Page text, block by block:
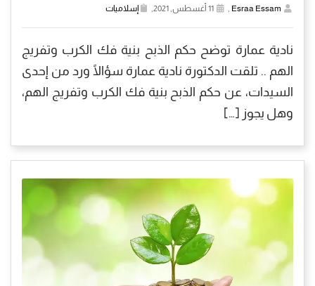
Esraa Essam
, إسلاميات
نادية عمارة توضح حكم الذبح بنية فك الكرب وتفريج
الهم .. تلقت الدكتورة نادية عمارة سؤالًا ورد من إحدى
السيدات، عن حكم الذبح بنية فك الكرب وتفريج الهم،
وهل يجوز […]